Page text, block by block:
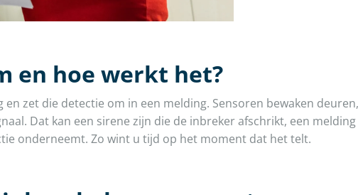
en hoe werkt het?
zet die detectie om in een melding. Sensoren bewaken
Dat kan een sirene zijn die de inbreker afschrikt, een
onderneemt. Zo wint u tijd op het moment dat het telt.